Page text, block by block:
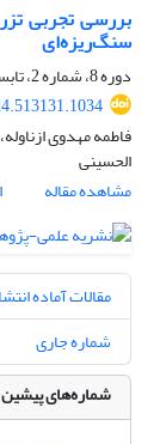
بررسی تجربی
سنگ‌ریزه‌ای
دوره 8، شماره 2، تابستان 1403، صفحه
فاطمه مهدوی
الحسینی
مشاهده مقاله
مقالات آماده
شماره جاری
شماره‌های